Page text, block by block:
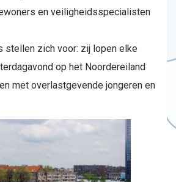
en veiligheidsspecialisten
stellen zich voor: zij lopen elke
op het Noordereiland
met overlastgevende jongeren en